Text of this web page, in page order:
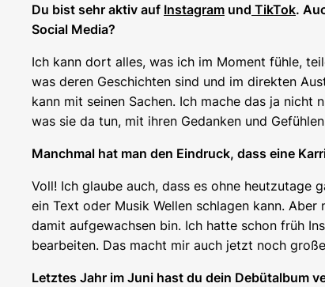
Du bist sehr aktiv auf Instagram und TikTok.
Social Media?
Ich kann dort alles, was ich im Moment fühle,
was deren Geschichten sind und im direkten
kann mit seinen Sachen. Ich mache das ja
was sie da tun, mit ihren Gedanken und
Manchmal hat man den Eindruck, dass eine
Voll! Ich glaube auch, dass es ohne heutzutage
ein Text oder Musik Wellen schlagen kann.
damit aufgewachsen bin. Ich hatte schon früh
bearbeiten. Das macht mir auch jetzt noch
Letztes Jahr im Juni hast du dein Debütalbum